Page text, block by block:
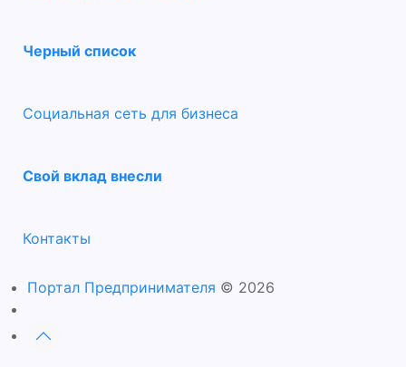
Черный список
Социальная сеть для бизнеса
Свой вклад внесли
Контакты
Портал Предпринимателя © 2026